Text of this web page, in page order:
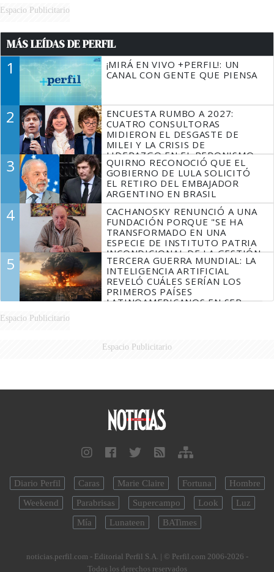
Espacio Publicitario
MÁS LEÍDAS DE PERFIL
1
¡MIRÁ EN VIVO +PERFIL!: UN
CANAL CON GENTE QUE PIENSA
2
ENCUESTA RUMBO A 2027:
CUATRO CONSULTORAS
MIDIERON EL DESGASTE DE
MILEI Y LA CRISIS DE
LIDERAZGO EN EL PERONISMO
3
QUIRNO RECONOCIÓ QUE EL
GOBIERNO DE LULA SOLICITÓ
EL RETIRO DEL EMBAJADOR
ARGENTINO EN BRASIL
4
CACHANOSKY RENUNCIÓ A UNA
FUNDACIÓN PORQUE "SE HA
TRANSFORMADO EN UNA
ESPECIE DE INSTITUTO PATRIA
INCONDICIONAL DE LA GESTIÓN
DE MILEI"
5
TERCERA GUERRA MUNDIAL: LA
INTELIGENCIA ARTIFICIAL
REVELÓ CUÁLES SERÍAN LOS
PRIMEROS PAÍSES
LATINOAMERICANOS EN SER
Espacio Publicitario
Espacio Publicitario
Diario Perfil Caras Marie Claire Fortuna
Hombre
Weekend
Parabrisas Supercampo Look
Luz
Mía
Lunateen BATimes
noticias.perfil.com - Editorial Perfil S.A. | © Perfil.com 2006-2026 -
Todos los derechos reservados